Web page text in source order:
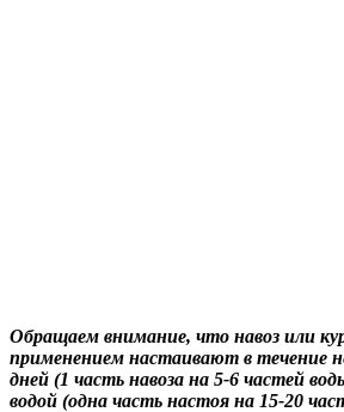
Обращаем внимание, что навоз или
применением настаивают в течение
дней (1 часть навоза на 5-6 частей
водой (одна часть настоя на 15-20